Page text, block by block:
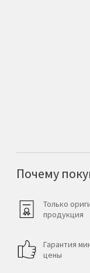
Почему
Только
продукция
Гарантия
цены